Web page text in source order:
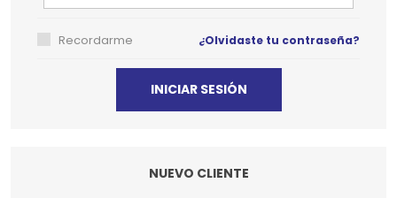
Recordarme ¿Olvidaste tu contraseña?
NUEVO CLIENTE